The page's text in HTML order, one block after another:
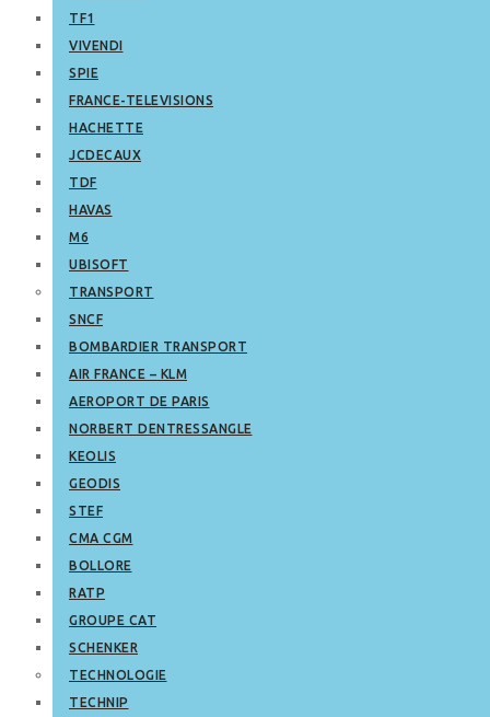
TF1
VIVENDI
SPIE
FRANCE-TELEVISIONS
HACHETTE
JCDECAUX
TDF
HAVAS
M6
UBISOFT
TRANSPORT
SNCF
BOMBARDIER TRANSPORT
AIR FRANCE – KLM
AEROPORT DE PARIS
NORBERT DENTRESSANGLE
KEOLIS
GEODIS
STEF
CMA CGM
BOLLORE
RATP
GROUPE CAT
SCHENKER
TECHNOLOGIE
TECHNIP